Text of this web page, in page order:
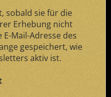
sobald sie für die
Erhebung nicht
Mail-Adresse des
gespeichert, wie
aktiv ist.